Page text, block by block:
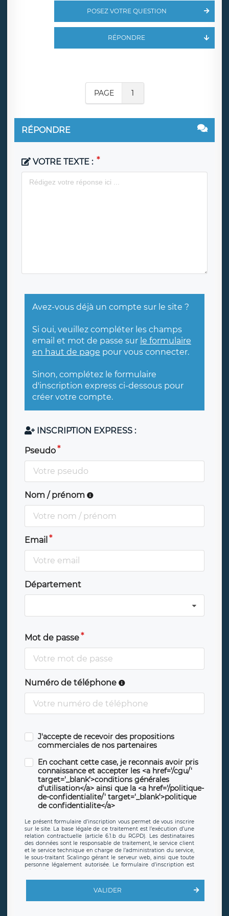
POSEZ VOTRE QUESTION
RÉPONDRE
PAGE 1
RÉPONDRE
VOTRE TEXTE :
Avez-vous déjà un compte sur le site ?
Si oui, veuillez compléter les champs
email et mot de passe sur le formulaire
en haut de page pour vous connecter.
Sinon, complétez le formulaire
d'inscription express ci-dessous pour
créer votre compte.
INSCRIPTION EXPRESS :
Pseudo
Nom / prénom
Email
Département
Mot de passe
Numéro de téléphone
J'accepte de recevoir des propositions
commerciales de nos partenaires
En cochant cette case, je reconnais avoir pris
connaissance et accepter les <a href='/cgu/'
target='_blank'>conditions générales
d'utilisation</a> ainsi que la <a href='/politique-
de-confidentialite/' target='_blank'>politique
de confidentialite</a>
Le présent formulaire d’inscription vous permet de vous inscrire
sur le site. La base légale de ce traitement est l’exécution d’une
relation contractuelle (article 6.1.b du RGPD). Les destinataires
des données sont le responsable de traitement, le service client
et le service technique en charge de l’administration du service,
le sous-traitant Scalingo gérant le serveur web, ainsi que toute
personne légalement autorisée. Le formulaire d’inscription est
offrant desclauses de protection conformes au RGPD. Les
en sollicite la suppression, étant entendu que vous pouvez
demander la suppression de vos données et retirer votre
VALIDER